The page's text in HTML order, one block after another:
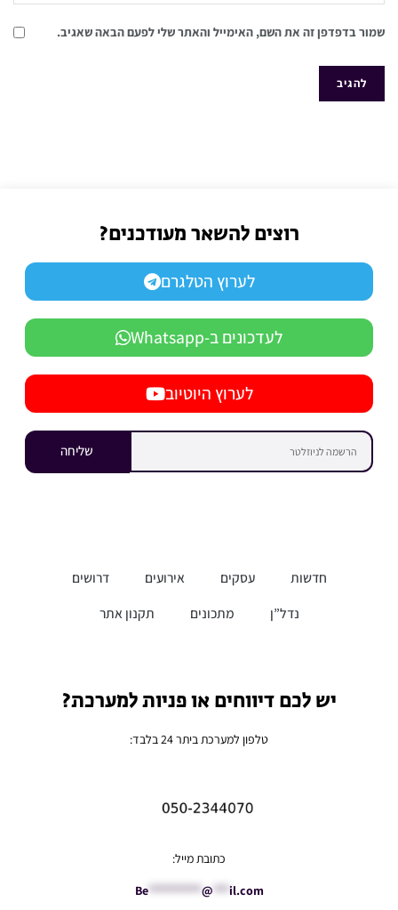
שמור בדפדפן זה את השם, האימייל והאתר שלי לפעם הבאה שאגיב.
רוצים להשאר מעודכנים?
לערוץ הטלגרם
לעדכונים ב-Whatsapp
לערוץ היוטיוב
שליחה
חדשות עסקים אירועים
דרושים
נדל”ן
מתכונים תקנון אתר
יש לכם דיווחים או פניות למערכת?
טלפון למערכת ביתר 24 בלבד:
כתובת מייל:
Be********** @ il.com